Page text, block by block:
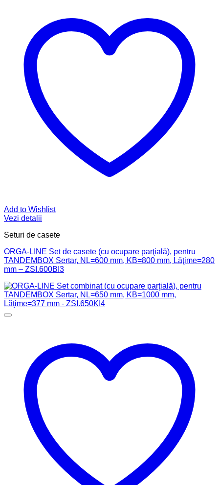
Add to Wishlist
Vezi detalii
Seturi de casete
ORGA-LINE Set de casete (cu ocupare parţială), pentru
TANDEMBOX Sertar, NL=600 mm, KB=800 mm, Lăţime=280
mm – ZSI.600BI3